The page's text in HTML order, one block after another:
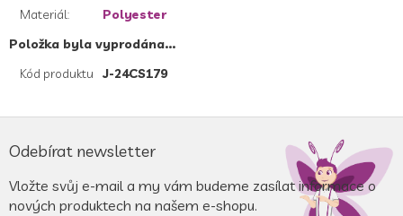
Materiál:
Polyester
Položka byla vyprodána…
Kód produktu
J-24CS179
á
a
Odebírat newsletter
Vložte svůj e-mail a my vám budeme zasílat informace o
nových produktech na našem e-shopu.